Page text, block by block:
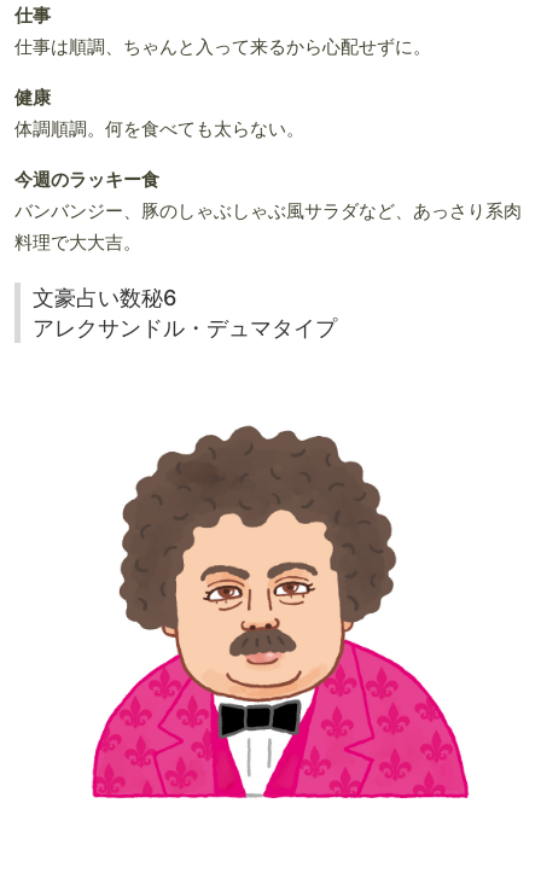
仕事
仕事は順調、ちゃんと入って来るから心配せずに。
健康
体調順調。何を食べても太らない。
今週のラッキー食
バンバンジー、豚のしゃぶしゃぶ風サラダなど、あっさり系肉
料理で大大吉。
文豪占い数秘6
アレクサンドル・デュマタイプ